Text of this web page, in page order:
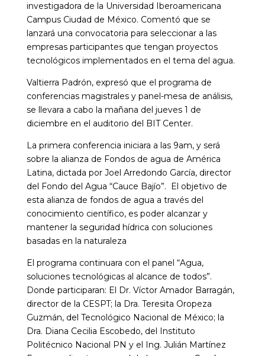
investigadora de la Universidad Iberoamericana
Campus Ciudad de México. Comentó que se
lanzará una convocatoria para seleccionar a las
empresas participantes que tengan proyectos
tecnológicos implementados en el tema del agua.
Valtierra Padrón, expresó que el programa de
conferencias magistrales y panel-mesa de análisis,
se llevara a cabo la mañana del jueves 1 de
diciembre en el auditorio del BIT Center.
La primera conferencia iniciara a las 9am, y será
sobre la alianza de Fondos de agua de América
Latina, dictada por Joel Arredondo García, director
del Fondo del Agua “Cauce Bajío”. El objetivo de
esta alianza de fondos de agua a través del
conocimiento científico, es poder alcanzar y
mantener la seguridad hídrica con soluciones
basadas en la naturaleza
El programa continuara con el panel “Agua,
soluciones tecnológicas al alcance de todos”.
Donde participaran: El Dr. Víctor Amador Barragán,
director de la CESPT; la Dra. Teresita Oropeza
Guzmán, del Tecnológico Nacional de México; la
Dra. Diana Cecilia Escobedo, del Instituto
Politécnico Nacional PN y el Ing. Julián Martínez